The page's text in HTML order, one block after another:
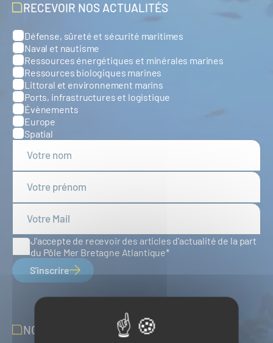
RECEVOIR NOS ACTUALITÉS
Catégories
Défense, sûreté et sécurité maritimes
Naval et nautisme
Ressources énergétiques et minérales marines
Ressources biologiques marines
Littoral et environnement marins
Ports, infrastructures et logistique
Évènements
Europe
Spatial
J'accepte de recevoir des articles d'actualité de la part
du Pôle Mer Bretagne Atlantique
S'inscrire
NOUS SUIVRE SUR LES RÉSEAUX